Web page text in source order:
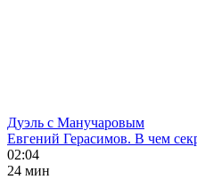
Дуэль с Манучаровым
Евгений Герасимов. В чем
02:04
24 мин